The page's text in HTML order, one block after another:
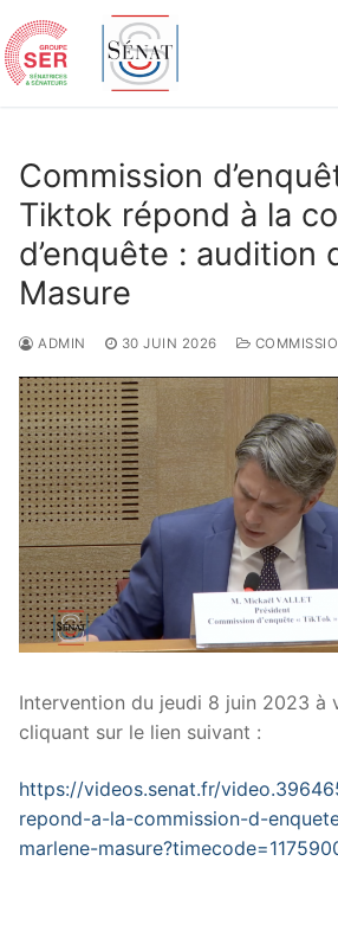
au
contenu
Commission
Tiktok répond à la
d’enquête : audition
Masure
ADMIN 30 JUIN 2026
Intervention du jeudi 8 juin 2023 à
cliquant sur le lien suivant :
https://videos.senat.fr/
repond-a-la-commission-d-
marlene-